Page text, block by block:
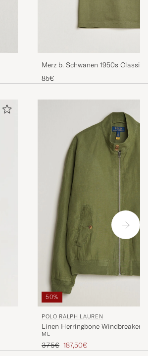
Merz b. Schwanen 1950s Classic
shirt Army
85€
50%
POLO RALPH LAUREN
Linen Herringbone Windbreaker
M L
Regulärer Preis
375€ Reduzierter Preis
187,50€